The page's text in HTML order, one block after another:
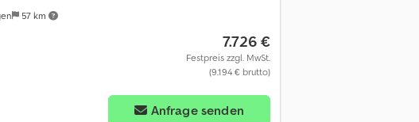
57 km
7.726 €
Festpreis zzgl. MwSt.
(9.194 € brutto)
Anfrage senden